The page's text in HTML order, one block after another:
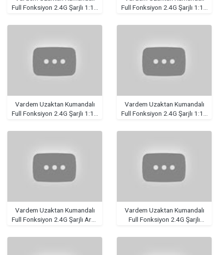
Full Fonksiyon 2.4G Şarjlı 1:16
Buharlı)
Full Fonksiyon 2.4G Şarjlı 1:16
Buharlı)
Vardem Uzaktan Kumandalı
Full Fonksiyon 2.4G Şarjlı 1:14
Vardem Uzaktan Kumandalı
Full Fonksiyon 2.4G Şarjlı 1:18
Vardem Uzaktan Kumandalı
Full Fonksiyon 2.4G Şarjlı Araç
Vardem Uzaktan Kumandalı
Full Fonksiyon 2.4G Şarjlı